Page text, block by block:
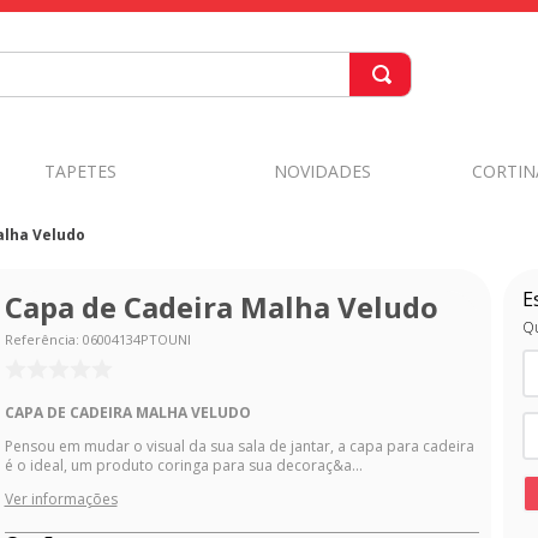
TAPETES NOVIDADES
Veludo
Capa de Cadeira Malha Veludo
Referência: 06004134PTOUNI
CAPA DE CADEIRA MALHA VELUDO
Pensou em mudar o visual da sua sala de jantar, a capa para cadeira
é o ideal, um produto coringa para sua decoraç&a...
Ver informações